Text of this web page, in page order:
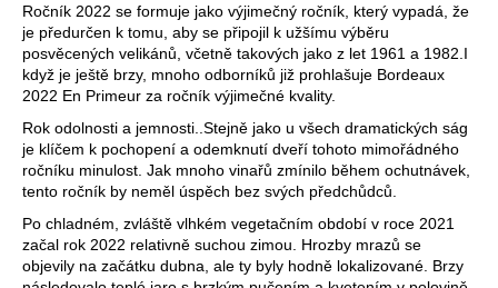
Ročník 2022 se formuje jako výjimečný ročník, který vypadá, že
je předurčen k tomu, aby se připojil k užšímu výběru
posvěcených velikánů, včetně takových jako z let 1961 a 1982.I
když je ještě brzy, mnoho odborníků již prohlašuje Bordeaux
2022 En Primeur za ročník výjimečné kvality.
Rok odolnosti a jemnosti..Stejně jako u všech dramatických ság
je klíčem k pochopení a odemknutí dveří tohoto mimořádného
ročníku minulost. Jak mnoho vinařů zmínilo během ochutnávek,
tento ročník by neměl úspěch bez svých předchůdců.
Po chladném, zvláště vlhkém vegetačním období v roce 2021
začal rok 2022 relativně suchou zimou. Hrozby mrazů se
objevily na začátku dubna, ale ty byly hodně lokalizované. Brzy
t
ř
e
b
u
j
e